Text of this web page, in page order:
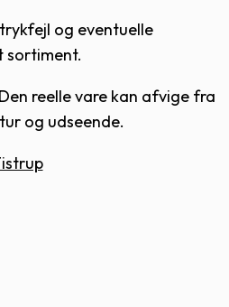
og eventuelle
sortiment.
reelle vare kan afvige fra
og udseende.